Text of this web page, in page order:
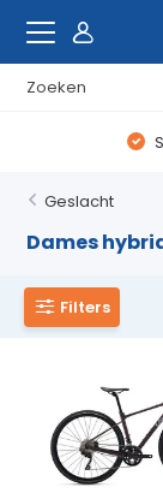
Geslacht
Dames
Filters